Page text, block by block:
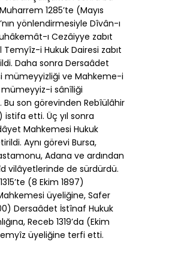
1285’te (Mayıs
yönlendirmesiyle Dîvân-ı
ı Cezâiyye zabıt
Temyîz-i Hukuk Dairesi zabıt
Daha sonra Dersaâdet
mümeyyizliği ve Mahkeme-i
mümeyyiz-i sânîliği
son görevinden Rebîülâhir
istifa etti. Üç yıl sonra
Mahkemesi Hukuk
Aynı görevi Bursa,
Adana ve ardından
vilâyetlerinde de sürdürdü.
(8 Ekim 1897)
üyeliğine, Safer
Dersaâdet İstînaf Hukuk
Receb 1319’da (Ekim
üyeliğine terfi etti.